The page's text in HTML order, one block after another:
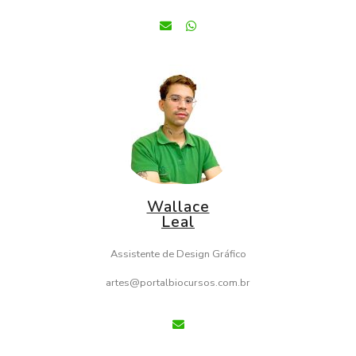
Wallace
Leal
Assistente de Design Gráfico
artes@portalbiocursos.com.br